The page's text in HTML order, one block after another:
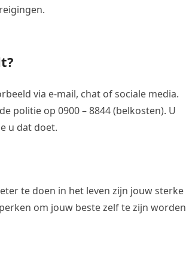
via e-mail, chat of sociale media.
politie op 0900 – 8844 (belkosten). U
u dat doet.
te doen in het leven zijn jouw sterke
om jouw beste zelf te zijn worden